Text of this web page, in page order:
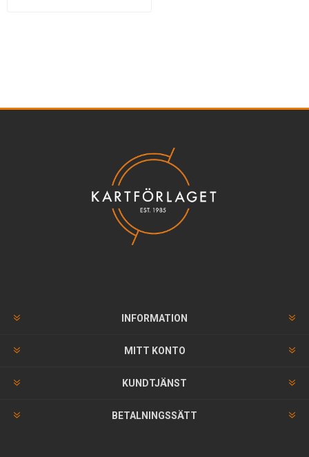
INFORMATION
MITT KONTO
KUNDTJÄNST
BETALNINGSSÄTT